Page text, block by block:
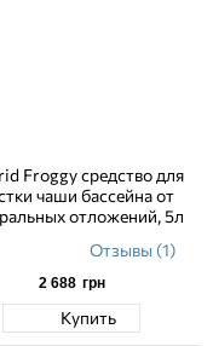
Froggy средство для
чаши бассейна от
отложений, 5л
Отзывы (1)
2 688 грн
Купить